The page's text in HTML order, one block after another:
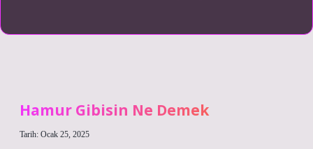
Hamur Gibisin Ne Demek
Tarih: Ocak 25, 2025